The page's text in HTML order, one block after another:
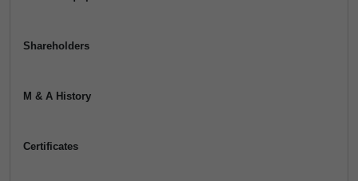
Shareholders
M & A History
Certificates